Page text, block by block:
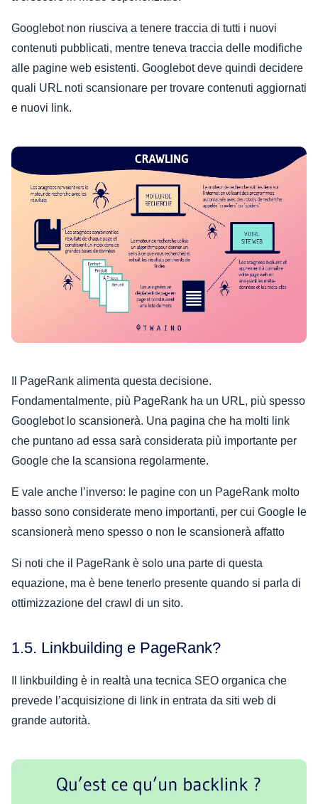
Googlebot non riusciva a tenere traccia di tutti i nuovi
contenuti pubblicati, mentre teneva traccia delle modifiche
alle pagine web esistenti. Googlebot deve quindi decidere
quali URL noti scansionare per trovare contenuti aggiornati
e nuovi link.
Il PageRank alimenta questa decisione.
Fondamentalmente, più PageRank ha un URL, più spesso
Googlebot lo scansionerà. Una pagina che ha molti link
che puntano ad essa sarà considerata più importante per
Google che la scansiona regolarmente.
E vale anche l’inverso: le pagine con un PageRank molto
basso sono considerate meno importanti, per cui Google le
scansionerà meno spesso o non le scansionerà affatto
Si noti che il PageRank è solo una parte di questa
equazione, ma è bene tenerlo presente quando si parla di
ottimizzazione del crawl di un sito.
1.5. Linkbuilding e PageRank?
Il linkbuilding è in realtà una tecnica SEO organica che
prevede l’acquisizione di link in entrata da siti web di
grande autorità.